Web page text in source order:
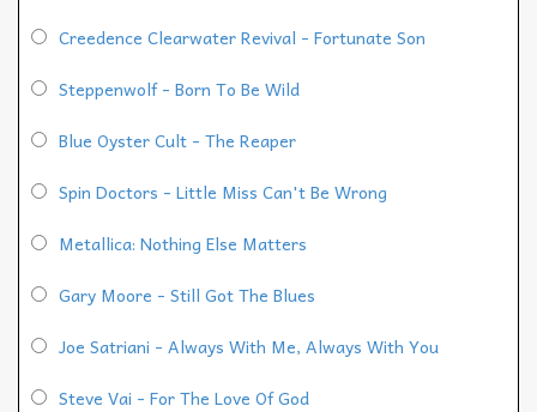
Creedence Clearwater Revival - Fortunate Son
Steppenwolf - Born To Be Wild
Blue Oyster Cult - The Reaper
Spin Doctors - Little Miss Can't Be Wrong
Metallica: Nothing Else Matters
Gary Moore - Still Got The Blues
Joe Satriani - Always With Me, Always With You
Steve Vai - For The Love Of God